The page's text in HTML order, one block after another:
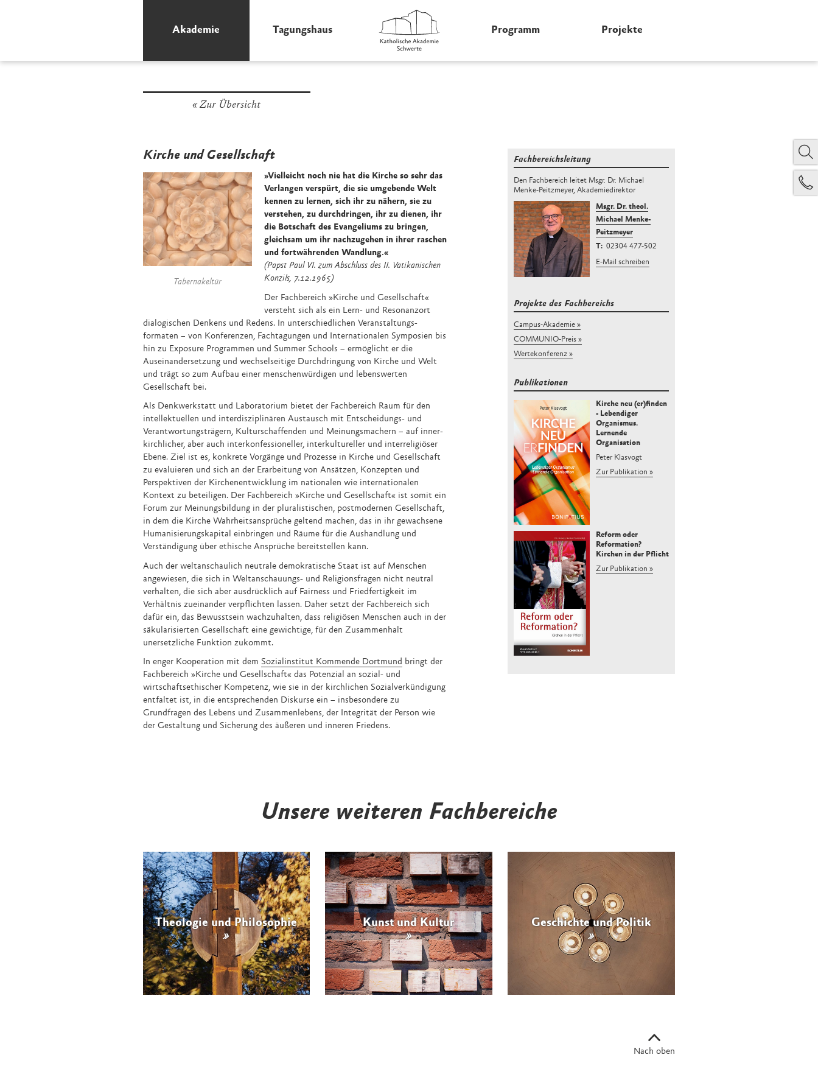
Akademie Tagungshaus Projekte
Programm
Zur Übersicht
Kirche und Gesellschaft
Tabernakeltür
»Vielleicht noch nie hat die Kirche so sehr das
Verlangen verspürt, die sie umgebende Welt
kennen zu lernen, sich ihr zu nähern, sie zu
verstehen, zu durchdringen, ihr zu dienen, ihr
die Botschaft des Evangeliums zu bringen,
gleichsam um ihr nachzugehen in ihrer raschen
und fortwährenden Wandlung.«
(Papst Paul VI. zum Abschluss des II. Vatikanischen
Konzils, 7.12.1965)
Der Fachbereich »Kirche und Gesellschaft«
versteht sich als ein Lern- und Resonanzort
dialogischen Denkens und Redens. In unterschiedlichen Veran­staltungs­
formaten – von Konferenzen, Fachtagungen und Internationalen Symposien bis
hin zu Exposure Programmen und Summer Schools – ermöglicht er die
Auseinandersetzung und wechselseitige Durchdringung von Kirche und Welt
und trägt so zum Aufbau einer menschenwürdigen und lebenswerten
Gesellschaft bei.
Als Denkwerkstatt und Laboratorium bietet der Fachbereich Raum für den
intellektuellen und interdisziplinären Austausch mit Entscheidungs- und
Verant­wortungs­trägern, Kulturschaffenden und Meinungsmachern – auf inner­
kirchlicher, aber auch interkonfessioneller, interkultureller und interreligiöser
Ebene. Ziel ist es, konkrete Vorgänge und Prozesse in Kirche und Gesellschaft
zu evaluieren und sich an der Erarbeitung von Ansätzen, Konzepten und
Perspektiven der Kirchenentwicklung im nationalen wie internationalen
Kontext zu beteiligen. Der Fachbereich »Kirche und Gesellschaft« ist somit ein
Forum zur Meinungsbildung in der pluralistischen, postmodernen Gesellschaft,
in dem die Kirche Wahrheitsansprüche geltend machen, das in ihr gewachsene
Humanisierungskapital einbringen und Räume für die Aushandlung und
Verständigung über ethische Ansprüche bereitstellen kann.
Auch der weltanschaulich neutrale demokratische Staat ist auf Menschen
angewiesen, die sich in Weltanschauungs- und Religionsfragen nicht neutral
verhalten, die sich aber ausdrücklich auf Fairness und Friedfertigkeit im
Verhältnis zueinander verpflichten lassen. Daher setzt der Fachbereich sich
dafür ein, das Bewusstsein wachzuhalten, dass religiösen Menschen auch in der
säkularisierten Gesellschaft eine gewichtige, für den Zusammenhalt
unersetzliche Funktion zukommt.
In enger Kooperation mit dem Sozialinstitut Kommende Dortmund bringt der
Fachbereich »Kirche und Gesellschaft« das Potenzial an sozial- und
wirtschafts­ethischer Kompetenz, wie sie in der kirchlichen Sozialverkündigung
entfaltet ist, in die entsprechenden Diskurse ein – insbesondere zu
Grundfragen des Lebens und Zusammenlebens, der Integrität der Person wie
der Gestaltung und Sicherung des äußeren und inneren Friedens.
Fachbereichsleitung
Den Fachbereich leitet Msgr. Dr. Michael
Menke-Peitzmeyer, Akademiedirektor
Msgr. Dr. theol.
Michael Menke-
Peitzmeyer
02304 477-502
E-Mail schreiben
Projekte des Fachbereichs
Campus-Akademie
COMMUNIO-Preis
Wertekonferenz
Publikationen
Kirche neu (er)finden
- Lebendiger
Organismus.
Lernende
Organisation
Peter Klasvogt
Zur Publikation
Reform oder
Reformation?
Kirchen in der Pflicht
Zur Publikation
Unsere weiteren Fachbereiche
Theologie und Philosophie Kunst und Kultur Geschichte und Politik
Nach oben